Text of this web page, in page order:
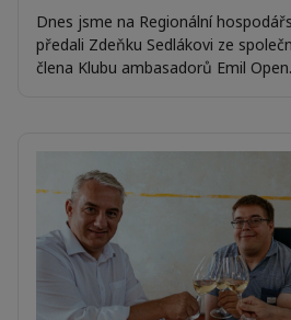
Dnes jsme na Regionální
předali Zdeňku Sedlákovi ze
člena Klubu ambasadorů Emil Open.